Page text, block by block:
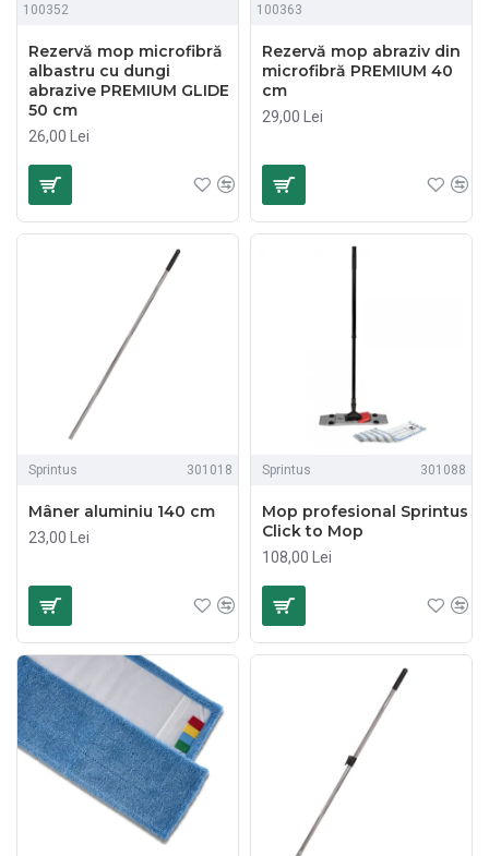
100352
Rezervă mop microfibră
albastru cu dungi
abrazive PREMIUM GLIDE
50 cm
26,00 Lei
100363
Rezervă mop abraziv din
microfibră PREMIUM 40
cm
29,00 Lei
Sprintus 301018
Mâner aluminiu 140 cm
23,00 Lei
Sprintus 301088
Mop profesional Sprintus
Click to Mop
108,00 Lei